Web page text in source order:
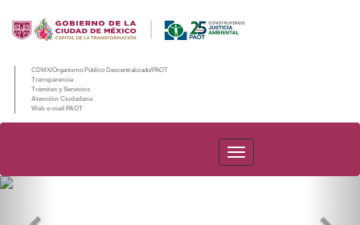
CDMX/Organismo Público Descentralizado/PAOT
Transparencia
Trámites y Servicios
Atención Ciudadana
Web e-mail PAOT
PAOT